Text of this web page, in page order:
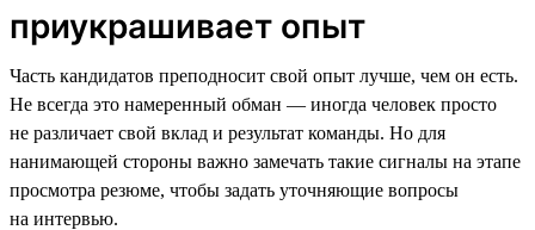
приукрашивает опыт
Часть кандидатов преподносит свой опыт лучше, чем он есть.
Не всегда это намеренный обман — иногда человек просто
не различает свой вклад и результат команды. Но для
нанимающей стороны важно замечать такие сигналы на этапе
просмотра резюме, чтобы задать уточняющие вопросы
на интервью.